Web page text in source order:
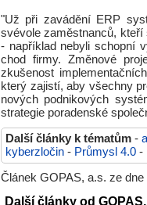
"Už při zavádění ERP
svévole zaměstnanců,
- například nebyli schopní
chod firmy. Změnové
zkušenost
který zajistí, aby všechny
nových podnikových
strategie poradenské
Další články k tématům -
kyberzločin - Průmysl 4.0 -
Článek GOPAS, a.s. ze
Další články od